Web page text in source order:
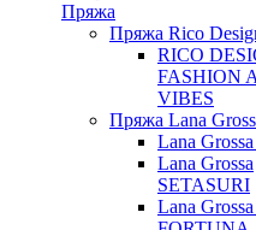
Пряжа
Пряжа Rico
RICO
FASHION
VIBES
Пряжа Lana
Lana
Lana Grossa
SETASURI
Lana